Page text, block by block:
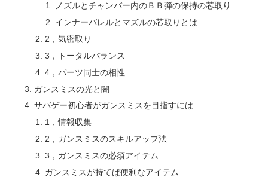
ノズルとチャンバー内のＢＢ弾の保持の芯取り
インナーバレルとマズルの芯取りとは
2，気密取り
3，トータルバランス
4，パーツ同士の相性
ガンスミスの光と闇
サバゲー初心者がガンスミスを目指すには
1，情報収集
2，ガンスミスのスキルアップ法
3，ガンスミスの必須アイテム
ガンスミスが持てば便利なアイテム